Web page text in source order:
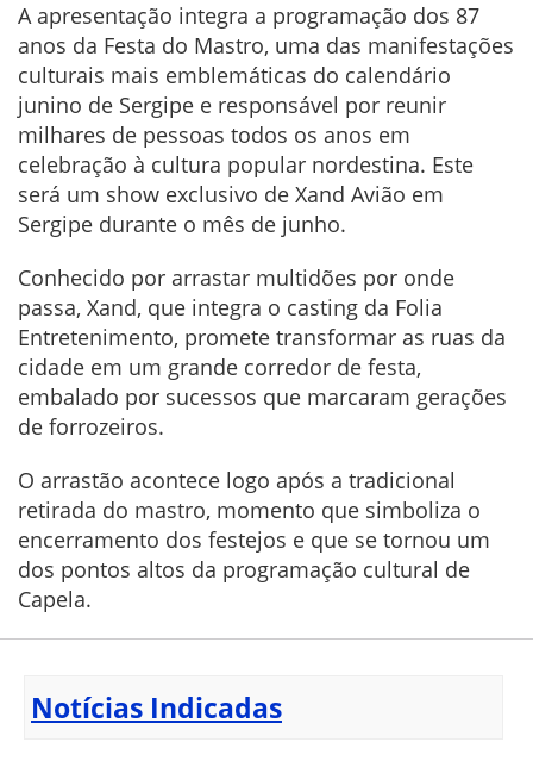
A apresentação integra a programação dos 87
anos da Festa do Mastro, uma das manifestações
culturais mais emblemáticas do calendário
junino de Sergipe e responsável por reunir
milhares de pessoas todos os anos em
celebração à cultura popular nordestina. Este
será um show exclusivo de Xand Avião em
Sergipe durante o mês de junho.
Conhecido por arrastar multidões por onde
passa, Xand, que integra o casting da Folia
Entretenimento, promete transformar as ruas da
cidade em um grande corredor de festa,
embalado por sucessos que marcaram gerações
de forrozeiros.
O arrastão acontece logo após a tradicional
retirada do mastro, momento que simboliza o
encerramento dos festejos e que se tornou um
dos pontos altos da programação cultural de
Capela.
Notícias Indicadas